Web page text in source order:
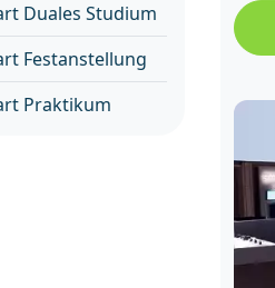
Duales Studium
Festanstellung
Praktikum